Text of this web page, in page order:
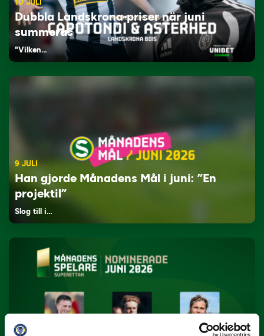
10 JULI
Dubbla Landskrona-priser när juni
summeras
"Vilken…
9 JULI
Han gjorde Månadens Mål i juni: ”En
projektil”
Slog till i…